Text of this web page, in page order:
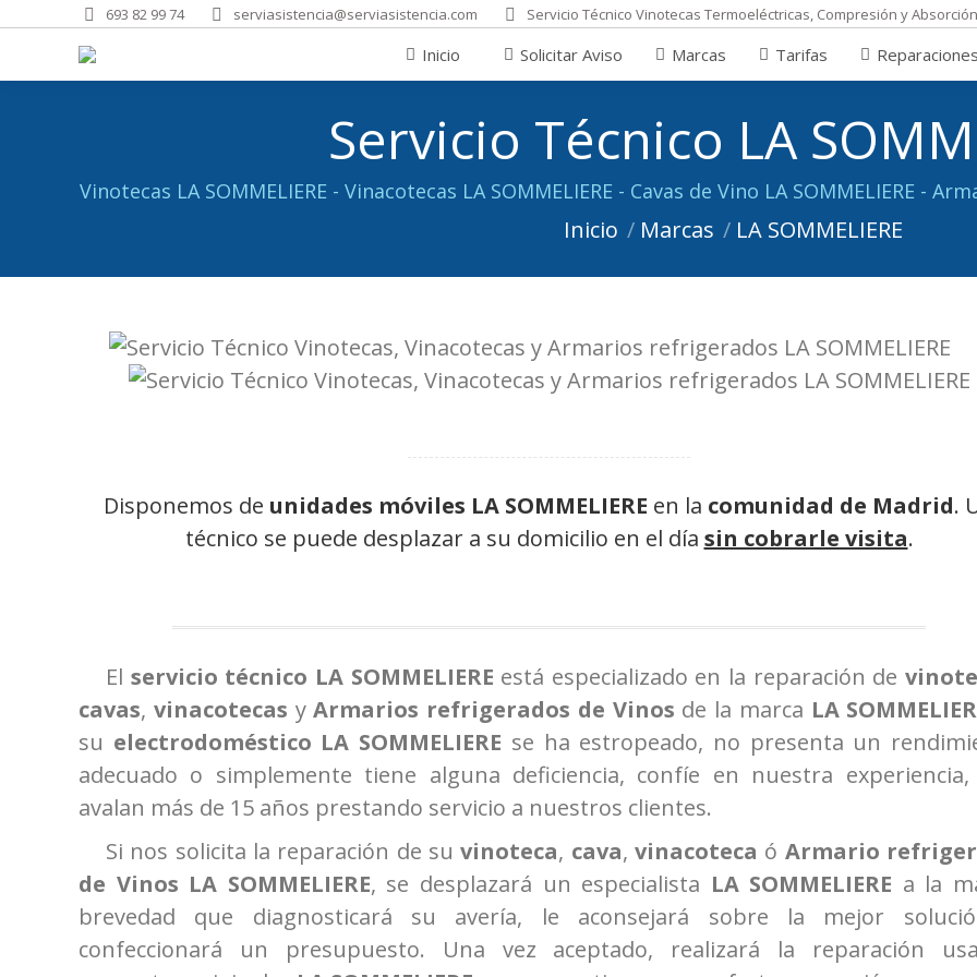
693 82 99 74 serviasistencia@serviasistencia.com Servicio Técnico Vinotecas Termoeléctricas, Compresión y Absorción
Inicio Solicitar Aviso Marcas Tarifas Reparaciones
Servicio Técnico LA
Vinotecas LA SOMMELIERE - Vinacotecas LA SOMMELIERE - Cavas de Vino LA SOMMELIERE -
Estás aquí:
Inicio
Marcas LA SOMMELIERE
Disponemos de unidades móviles LA SOMMELIERE en la comunidad de Madrid.
técnico se puede desplazar a su domicilio en el día sin cobrarle visita.
El servicio técnico LA SOMMELIERE está especializado en la reparación de
cavas, vinacotecas yArmarios refrigerados de Vinos de la marca LA
su electrodoméstico LA SOMMELIERE se ha estropeado, no presenta un
adecuado o simplemente tiene alguna deficiencia, confíe en nuestra
avalan más de 15 años prestando servicio a nuestros clientes.
Si nos solicita la reparación de suvinoteca, cava,vinacoteca ó Armario
de Vinos LA SOMMELIERE, se desplazará un especialista LA SOMMELIERE a la
brevedad que diagnosticará su avería, le aconsejará sobre la mejor
confeccionará un presupuesto. Una vez aceptado, realizará la reparación